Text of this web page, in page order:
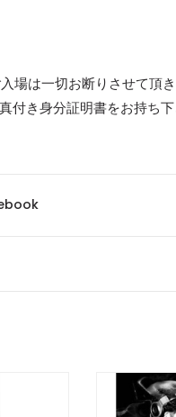
場は一切お断りさせて頂
付き身分証明書をお持ち下